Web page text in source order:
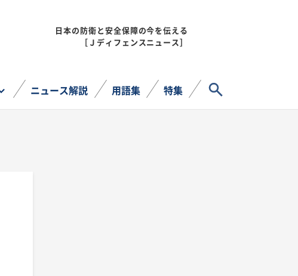
日本の防衛と安全保障の今を伝える
［Ｊディフェンスニュース］
ニュース解説 用語集 特集